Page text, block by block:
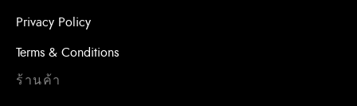
Privacy Policy
Terms & Conditions
ร้านค้า